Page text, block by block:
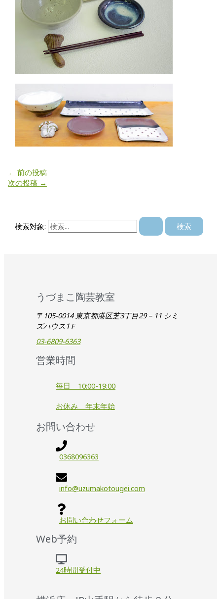
← 前の投稿
次の投稿 →
検索対象:
うづまこ陶芸教室
〒105-0014 東京都港区芝3丁目29－11 シミ
ズハウス1Ｆ
03-6809-6363
営業時間
毎日 10:00-19:00
お休み 年末年始
お問い合わせ
0368096363
info@uzumakotougei.com
お問い合わせフォーム
Web予約
24時間受付中